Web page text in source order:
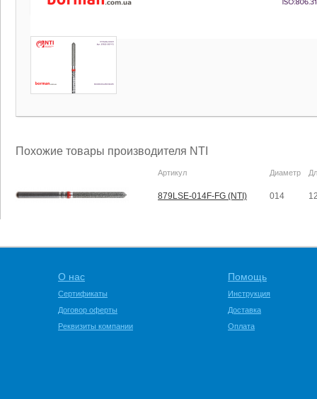
Похожие товары производителя NTI
Артикул Диаметр
879LSE-014F-FG (NTI) 014
О нас
Сертификаты
Договор оферты
Реквизиты компании
Помощь
Инструкция
Доставка
Оплата